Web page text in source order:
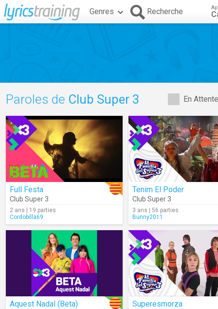
Genres Recherche
En
Paroles de Club Super 3
Full Festa
Club Super 3
2 ans | 19 parties
Cordobilla69
Tenim El Poder
Club Super 3
3 ans | 56 parties
Bunny2011
Aquest Nadal (Beta) Superesmorza